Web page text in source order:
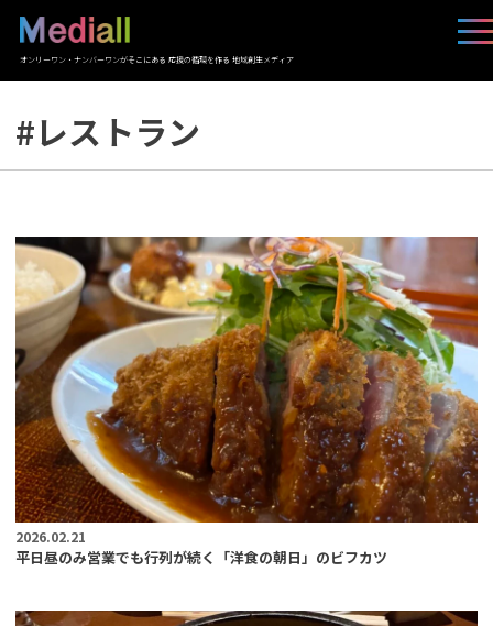
オンリーワン・ナンバーワンがそこにある 応援の循環を作る 地域創生メディア
#レストラン
2026.02.21
平日昼のみ営業でも行列が続く「洋食の朝日」のビフカツ